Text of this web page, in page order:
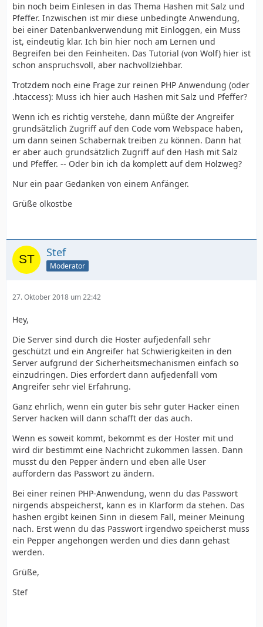
bin noch beim Einlesen in das Thema Hashen mit Salz und
Pfeffer. Inzwischen ist mir diese unbedingte Anwendung,
bei einer Datenbankverwendung mit Einloggen, ein Muss
ist, eindeutig klar. Ich bin hier noch am Lernen und
Begreifen bei den Feinheiten. Das Tutorial (von Wolf) hier ist
schon anspruchsvoll, aber nachvollziehbar.
Trotzdem noch eine Frage zur reinen PHP Anwendung (oder
.htaccess): Muss ich hier auch Hashen mit Salz und Pfeffer?
Wenn ich es richtig verstehe, dann müßte der Angreifer
grundsätzlich Zugriff auf den Code vom Webspace haben,
um dann seinen Schabernak treiben zu können. Dann hat
er aber auch grundsätzlich Zugriff auf den Hash mit Salz
und Pfeffer. -- Oder bin ich da komplett auf dem Holzweg?
Nur ein paar Gedanken von einem Anfänger.
Grüße olkostbe
Stef
Moderator
27. Oktober 2018 um 22:42
Hey,
Die Server sind durch die Hoster aufjedenfall sehr
geschützt und ein Angreifer hat Schwierigkeiten in den
Server aufgrund der Sicherheitsmechanismen einfach so
einzudringen. Dies erfordert dann aufjedenfall vom
Angreifer sehr viel Erfahrung.
Ganz ehrlich, wenn ein guter bis sehr guter Hacker einen
Server hacken will dann schafft der das auch.
Wenn es soweit kommt, bekommt es der Hoster mit und
wird dir bestimmt eine Nachricht zukommen lassen. Dann
musst du den Pepper ändern und eben alle User
auffordern das Passwort zu ändern.
Bei einer reinen PHP-Anwendung, wenn du das Passwort
nirgends abspeicherst, kann es in Klarform da stehen. Das
hashen ergibt keinen Sinn in diesem Fall, meiner Meinung
nach. Erst wenn du das Passwort irgendwo speicherst muss
ein Pepper angehongen werden und dies dann gehast
werden.
Grüße,
Stef